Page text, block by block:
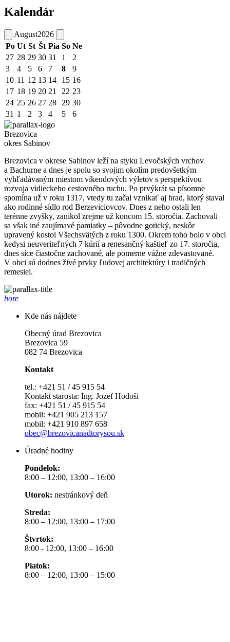
Kalendár
August2026
Po Ut St Št Pia So Ne
27 28 29 30 31 1
2
3
4 5 6 7 8
9
10 11 12 13 14 15 16
17 18 19 20 21 22 23
24 25 26 27 28 29 30
31 1 2 3 4 5 6
Brezovica
okres Sabinov
Brezovica v okrese Sabinov leží na styku Levočských vrchov
a Bachurne a dnes je spolu so svojim okolím predovšetkým
vyhľadávaným miestom víkendových výletov s perspektívou
rozvoja vidieckeho cestovného ruchu. Po prvýkrát sa písomne
spomína už v roku 1317, vtedy tu začal vznikať aj hrad, ktorý staval
ako rodinné sídlo rod Berzeviciovcov. Dnes z neho ostali len
terénne zvyšky, zanikol zrejme už koncom 15. storočia. Zachovali
sa však iné zaujímavé pamiatky – pôvodne gotický, neskôr
upravený kostol Všechsvätých z roku 1300. Okrem toho bolo v obci
kedysi neuveriteľných 7 kúrií a renesančný kaštieľ zo 17. storočia,
dnes síce čiastočne zachované, ale pomerne vážne zdevastované.
V obci sú dodnes živé prvky ľudovej architektúry i tradičných
remesiel.
hore
Kde nás nájdete
Obecný úrad Brezovica
Brezovica 59
082 74 Brezovica
Kontakt
tel.: +421 51 / 45 915 54
Kontakt starosta: Ing. Jozef Hodoši
fax: +421 51 / 45 915 54
mobil: +421 905 213 157
mobil: +421 910 897 658
obec@brezovicanadtorysou.sk
Úradné hodiny
Pondelok:
8:00 – 12:00, 13:00 – 16:00
Utorok: nestránkový deň
Streda:
8:00 – 12:00, 13:00 – 17:00
Štvrtok:
8:00 - 12:00, 13:00 – 16:00
Piatok:
8:00 – 12:00, 13:00 – 15:00